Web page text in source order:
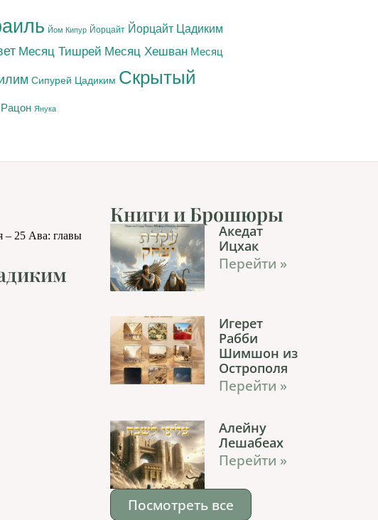
Йом Кипур Йорцайт Йорцайт Цадиким
Месяц Тишрей Месяц Хешван Месяц
Сипурей Цадиким Скрытый
Янука
– 25 Ава: главы
Книги и Брошюры
Акедат
Ицхак
Перейти »
Игерет
Рабби
Шимшон из
Острополя
Перейти »
Алейну
Лешабеах
Перейти »
Посмотреть все